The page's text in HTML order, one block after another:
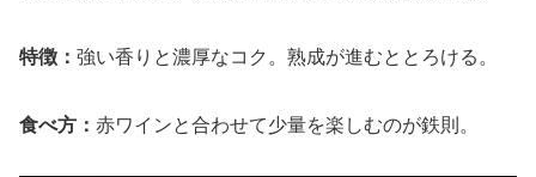
特徴： 強い香りと濃厚なコク。熟成が進むととろける。
食べ方： 赤ワインと合わせて少量を楽しむのが鉄則。